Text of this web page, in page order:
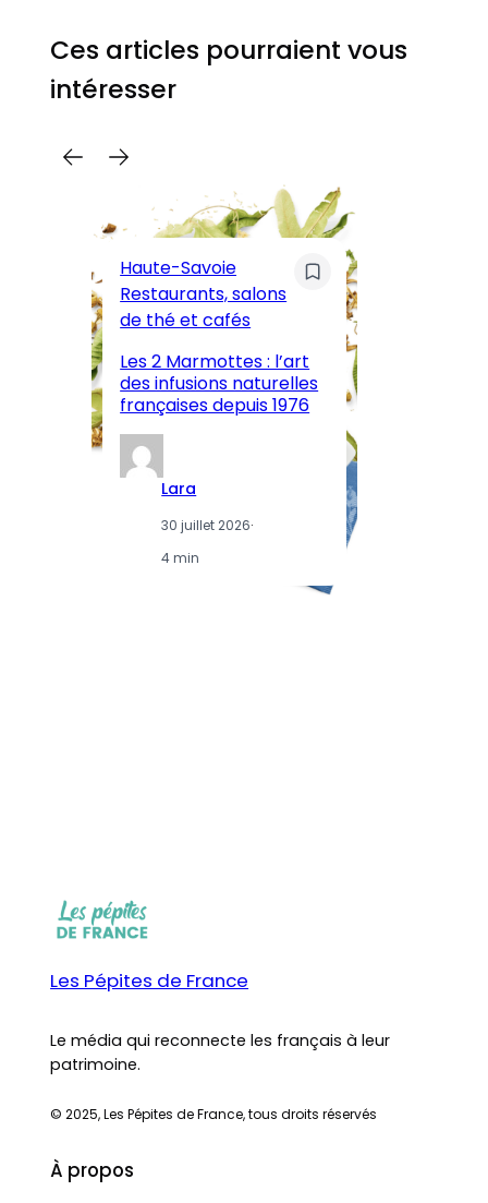
Ces articles pourraient vous
intéresser
Haute-Savoie
Restaurants, salons
de thé et cafés
Les 2 Marmottes : l’art
des infusions naturelles
françaises depuis 1976
Lara
30 juillet 2026·
4 min
Les Pépites de France
Le média qui reconnecte les français à leur
patrimoine.
© 2025, Les Pépites de France, tous droits réservés
À propos